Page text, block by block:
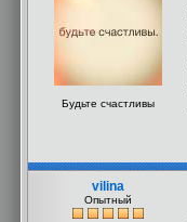
Будьте счастливы
vilina
Опытный